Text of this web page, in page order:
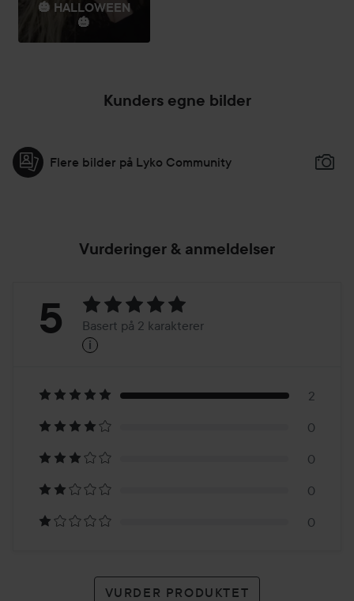
🎃 HALLOWEEN
🎃
Kunders egne bilder
Flere bilder på Lyko Community
Vurderinger & anmeldelser
Vurdering:
Basert
på
2
karakterer
5 Basert på 2 karakterer
i
2
0
0
0
0
VURDER PRODUKTET